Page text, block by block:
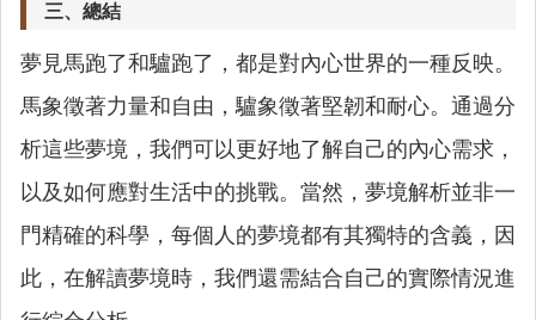
三、總結
夢見馬跑了和驢跑了，都是對內心世界的一種反映。
馬象徵著力量和自由，驢象徵著堅韌和耐心。通過分
析這些夢境，我們可以更好地了解自己的內心需求，
以及如何應對生活中的挑戰。當然，夢境解析並非一
門精確的科學，每個人的夢境都有其獨特的含義，因
此，在解讀夢境時，我們還需結合自己的實際情況進